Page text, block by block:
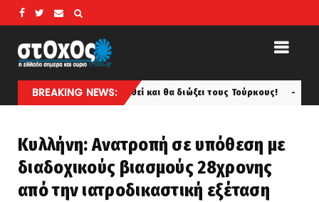
BREAKING NEWS:
που θα γυμνωθεί και θα διώξει τους Τούρκους! koinonia
Κυλλήνη: Ανατροπή σε υπόθεση με
διαδοχικούς βιασμούς 28χρονης
από την ιατροδικαστική εξέταση